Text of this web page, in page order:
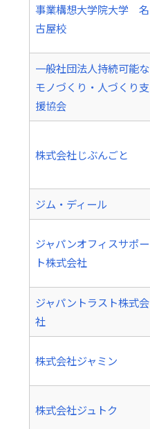
事業構想大学院大学 名
古屋校
一般社団法人持続可能な
モノづくり・人づくり支
援協会
株式会社じぶんごと
ジム・ディール
ジャパンオフィスサポー
ト株式会社
ジャパントラスト株式会
社
株式会社ジャミン
株式会社ジュトク